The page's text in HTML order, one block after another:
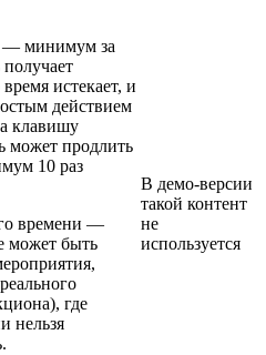
— минимум за
получает
истекает, и
действием
клавишу
может продлить
10 раз
времени —
может быть
где
нельзя
В демо-версии
такой контент
не
используется